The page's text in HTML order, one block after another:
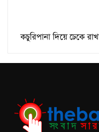
কচুরিপানা দিয়ে ঢেকে